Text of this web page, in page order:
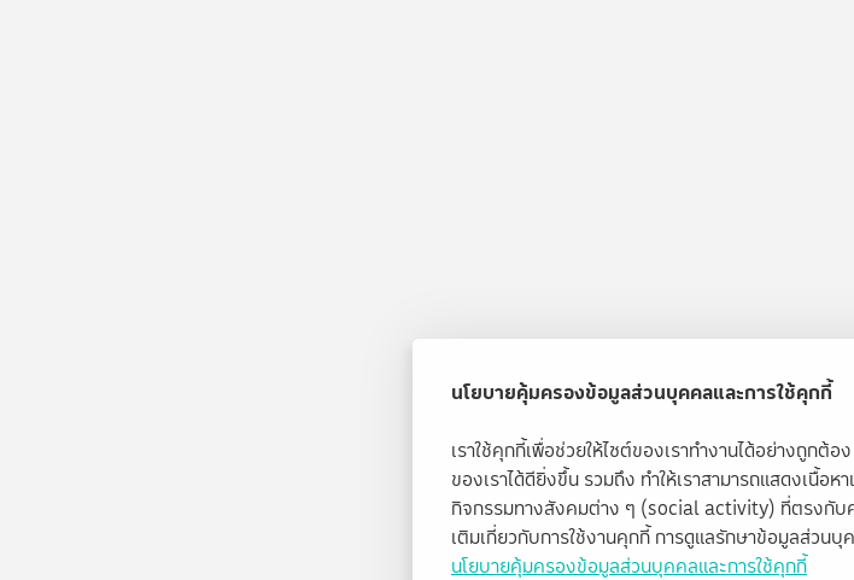
นโยบายคุ้มครองข้อมูลส่วนบุคคลและการใช้คุกกี้
เราใช้คุกกี้เพื่อช่วยให้ไซต์ของเราทำงานได้อย่างถูก
ของเราได้ดียิ่งขึ้น รวมถึง ทำให้เราสามารถแสดงเนื้อ
กิจกรรมทางสังคมต่าง ๆ (social activity) ที่ตรงกับ
เติมเกี่ยวกับการใช้งานคุกกี้ การดูแลรักษาข้อมูลส่วน
นโยบายคุ้มครองข้อมูลส่วนบุคคลและการใช้คุกกี้